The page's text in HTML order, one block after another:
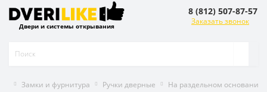
Двери и системы открывания
8 (812) 507-87-57
Заказать звонок
Замки и фурнитура Ручки дверные На раздельном основании